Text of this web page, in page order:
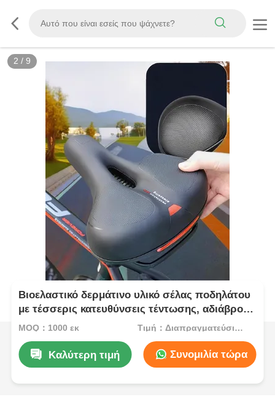
3 / 9
Βιοελαστικό δερμάτινο υλικό σέλας ποδηλάτου
με τέσσερις κατευθύνσεις τέντωσης, αδιάβροχο
και ανθεκτικό στις ρυτίδες
MOQ：1000 εκ Τιμή：Διαπραγματεύσιμα
Καλύτερη τιμή Συνομιλία τώρα